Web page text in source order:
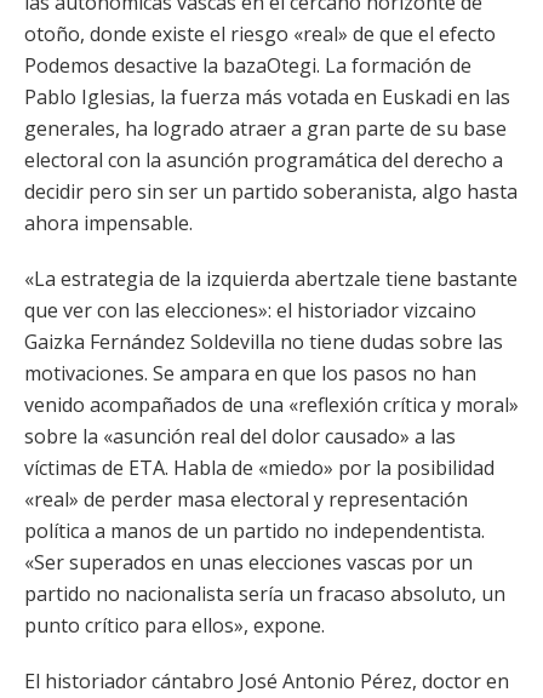
otoño, donde existe el riesgo «real» de que el efecto
Podemos desactive la bazaOtegi. La formación de
Pablo Iglesias, la fuerza más votada en Euskadi en las
generales, ha logrado atraer a gran parte de su base
electoral con la asunción programática del derecho a
decidir pero sin ser un partido soberanista, algo hasta
ahora impensable.
«La estrategia de la izquierda abertzale tiene bastante
que ver con las elecciones»: el historiador vizcaino
Gaizka Fernández Soldevilla no tiene dudas sobre las
motivaciones. Se ampara en que los pasos no han
venido acompañados de una «reflexión crítica y moral»
sobre la «asunción real del dolor causado» a las
víctimas de ETA. Habla de «miedo» por la posibilidad
«real» de perder masa electoral y representación
política a manos de un partido no independentista.
«Ser superados en unas elecciones vascas por un
partido no nacionalista sería un fracaso absoluto, un
punto crítico para ellos», expone.
El historiador cántabro José Antonio Pérez, doctor en